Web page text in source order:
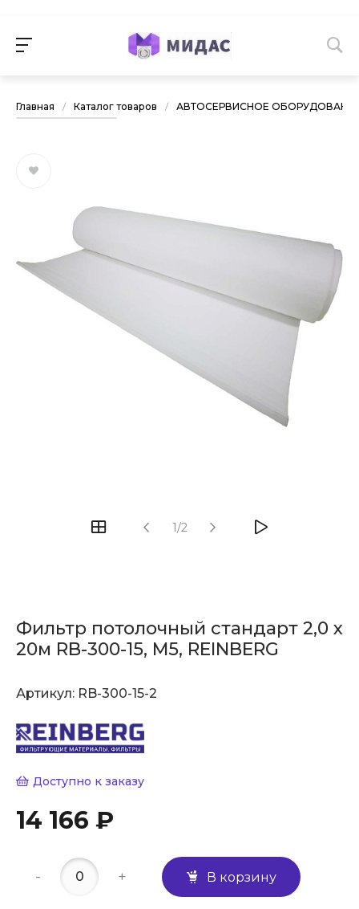
Главная / Каталог товаров / АВТОСЕРВИСНОЕ
1/2
Фильтр потолочный стандарт 2,0 х
20м RB-300-15, M5, REINBERG
Артикул: RB-300-15-2
Доступно к заказу
14 166 ₽
- + В корзину